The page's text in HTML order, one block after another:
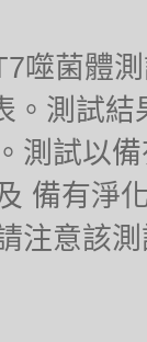
噬菌體
。測試
測試以
備有淨
注意該